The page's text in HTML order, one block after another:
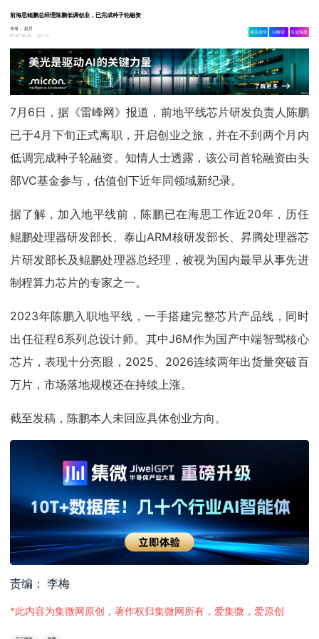
前海思鲲鹏总经理陈鹏低调创业，已完成种子轮融资
作者：赵月
07-07 16:25
1.7w
相关舆情 AI解读 生成海报
7月6日，据《雷峰网》报道，前地平线芯片研发负责人陈鹏
已于4月下旬正式离职，开启创业之旅，并在不到两个月内
低调完成种子轮融资。知情人士透露，该公司首轮融资由头
部VC基金参与，估值创下近年同领域新纪录。
据了解，加入地平线前，陈鹏已在海思工作近20年，历任
鲲鹏处理器研发部长、泰山ARM核研发部长、昇腾处理器芯
片研发部长及鲲鹏处理器总经理，被视为国内最早从事先进
制程算力芯片的专家之一。
2023年陈鹏入职地平线，一手搭建完整芯片产品线，同时
出任征程6系列总设计师。其中J6M作为国产中端智驾核心
芯片，表现十分亮眼，2025、2026连续两年出货量突破百
万片，市场落地规模还在持续上涨。
截至发稿，陈鹏本人未回应具体创业方向。
责编： 李梅
*此内容为集微网原创，著作权归集微网所有，爱集微，爱原创